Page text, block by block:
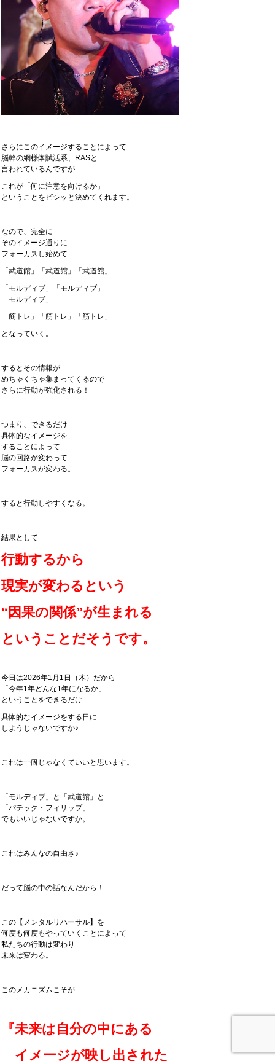
さらにこのイメージすることによって
脳幹の網様体賦活系、RASと
言われているんですが
これが「何に注意を向けるか」
ということをビシッと決めてくれます。
なので、完全に
そのイメージ通りに
フォーカスし始めて
「武道館」「武道館」「武道館」
「モルディブ」「モルディブ」
「モルディブ」
「筋トレ」「筋トレ」「筋トレ」
となっていく。
するとその情報が
めちゃくちゃ集まってくるので
さらに行動が強化される！
つまり、できるだけ
具体的なイメージを
することによって
脳の回路が変わって
フォーカスが変わる。
すると行動しやすくなる。
結果として
行動するから
現実が変わるという
“因果の関係”が生まれる
ということだそうです。
今日は2026年1月1日（木）だから
「今年1年どんな1年になるか」
ということをできるだけ
具体的なイメージをする日に
しようじゃないですか♪
これは一個じゃなくていいと思います。
「モルディブ」と「武道館」と
「パテック・フィリップ」
でもいいじゃないですか。
これはみんなの自由さ♪
だって脳の中の話なんだから！
この【メンタルリハーサル】を
何度も何度もやっていくことによって
私たちの行動は変わり
未来は変わる。
このメカニズムこそが……
『未来は自分の中にある
イメージが映し出された